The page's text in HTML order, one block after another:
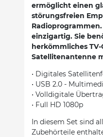
ermöglicht einen
störungsfreien
einzigartig. Sie
herkömmliches
Satellitenantenne
• Digitales
• USB 2.0 -
• Volldigitale
• Full HD 1080p
In diesem Set sind
Zubehörteile